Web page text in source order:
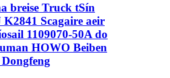
breise Truck tSín
K2841 Scagaire aeir
1109070-50A do
HOWO Beiben